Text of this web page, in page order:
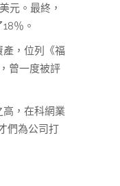
元。最終，
％。
產，位列《福
曾一度被評
，在科網業
們為公司打